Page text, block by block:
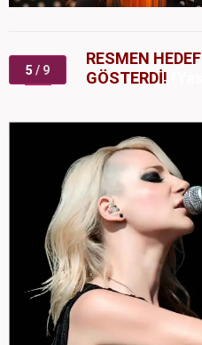
5 / 9
RESMEN HEDEF
GÖSTERDİ!